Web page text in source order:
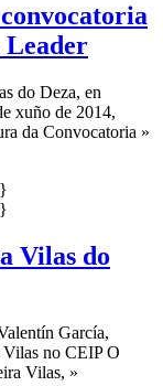
Leader
do Deza, en
xuño de 2014,
da Convocatoria »
Vilas do
García,
no CEIP O
Vilas, »